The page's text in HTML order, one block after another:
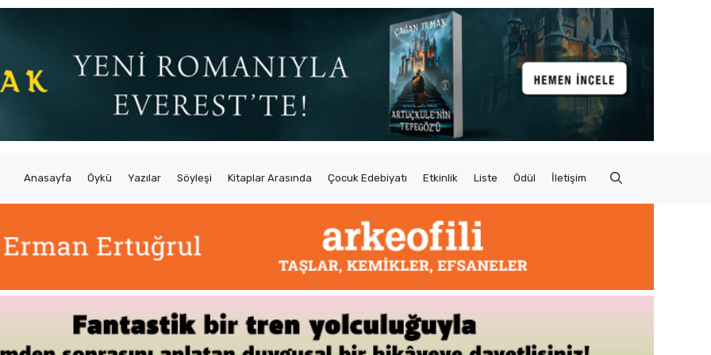
Anasayfa Öykü Yazılar Söyleşi Kitaplar Arasında Çocuk Edebiyatı Etkinlik Liste Ödül İletişim